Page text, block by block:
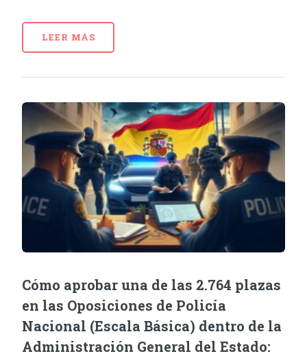
LEER MÁS
Cómo aprobar una de las 2.764 plazas
en las Oposiciones de Policía
Nacional (Escala Básica) dentro de la
Administración General del Estado: